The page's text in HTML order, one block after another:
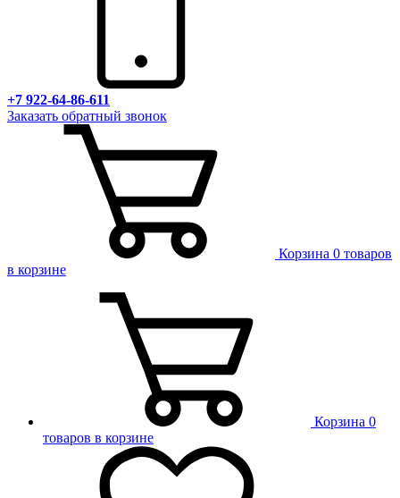
+7 922-64-86-611
Заказать обратный звонок
Корзина 0 товаров
в корзине
Корзина 0
товаров в корзине